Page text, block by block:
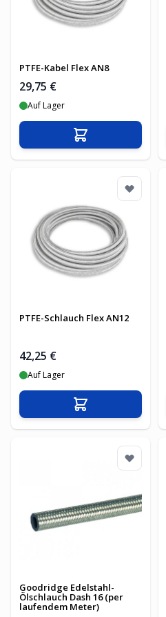
PTFE-Kabel Flex AN8
29,75 €
Auf Lager
In den Warenkorb
PTFE-Schlauch Flex AN12
42,25 €
Auf Lager
In den Warenkorb
Goodridge Edelstahl-
Ölschlauch Dash 16 (per
laufendem Meter)